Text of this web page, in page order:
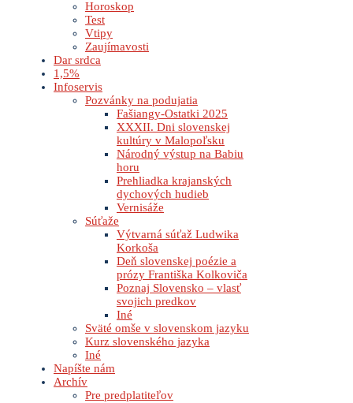
Horoskop
Test
Vtipy
Zaujímavosti
Dar srdca
1,5%
Infoservis
Pozvánky na podujatia
Fašiangy-Ostatki 2025
XXXII. Dni slovenskej
kultúry v Malopoľsku
Národný výstup na Babiu
horu
Prehliadka krajanských
dychových hudieb
Vernisáže
Súťaže
Výtvarná súťaž Ludwika
Korkoša
Deň slovenskej poézie a
prózy Františka Kolkoviča
Poznaj Slovensko – vlasť
svojich predkov
Iné
Sväté omše v slovenskom jazyku
Kurz slovenského jazyka
Iné
Napíšte nám
Archív
Pre predplatiteľov